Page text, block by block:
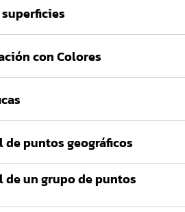
con Colores
de puntos geográficos
de un grupo de puntos